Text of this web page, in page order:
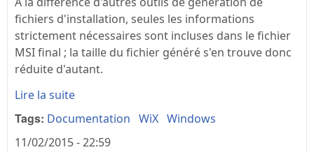
fichiers d'installation, seules les informations
strictement nécessaires sont incluses dans le fichier
MSI final ; la taille du fichier généré s'en trouve donc
réduite d'autant.
Lire la suite
Tags: Documentation WiX Windows
11/02/2015 - 22:59